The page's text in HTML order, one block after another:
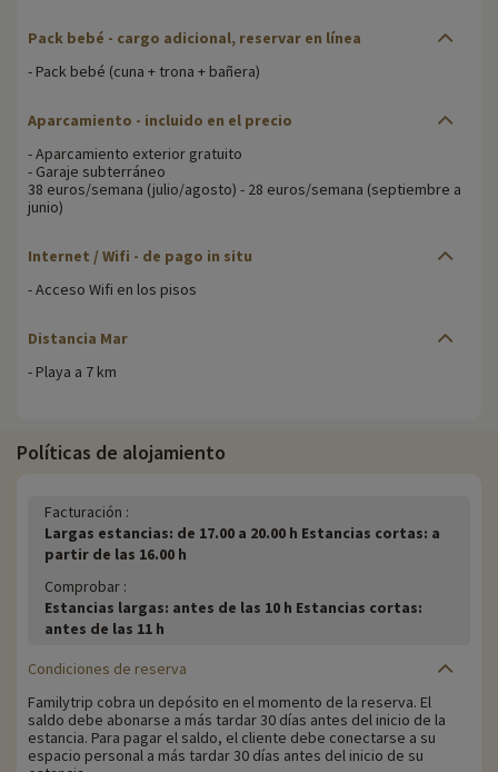
Pack bebé - cargo adicional, reservar en línea
- Pack bebé (cuna + trona + bañera)
Aparcamiento - incluido en el precio
- Aparcamiento exterior gratuito
- Garaje subterráneo
38 euros/semana (julio/agosto) - 28 euros/semana (septiembre a
junio)
Internet / Wifi - de pago in situ
- Acceso Wifi en los pisos
Distancia Mar
- Playa a 7 km
Políticas de alojamiento
Facturación :
Largas estancias: de 17.00 a 20.00 h Estancias cortas: a
partir de las 16.00 h
Comprobar :
Estancias largas: antes de las 10 h Estancias cortas:
antes de las 11 h
Condiciones de reserva
Familytrip cobra un depósito en el momento de la reserva. El
saldo debe abonarse a más tardar 30 días antes del inicio de la
estancia. Para pagar el saldo, el cliente debe conectarse a su
espacio personal a más tardar 30 días antes del inicio de su